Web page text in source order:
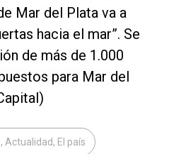
Mar del Plata va a
hacia el mar”. Se
de más de 1.000
para Mar del
Actualidad, El país